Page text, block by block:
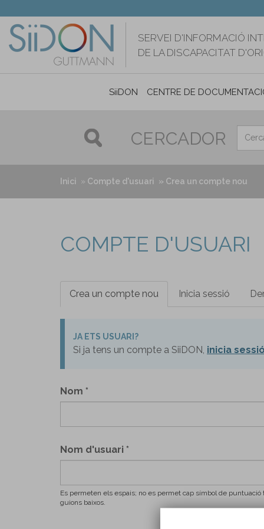
contingut
SERVEI D'INFORMACIÓ
DE LA DISCAPACITAT
SiiDON CENTRE DE
CERCADOR
Inici Compte d'usuari Crea un compte nou
COMPTE D'USUARI
Pestanyes
primàries
Crea un compte nou (pestanya
activa)
Inicia sessió
JA ETS USUARI?
Si ja tens un compte a SiiDON, inicia sessió
Nom *
Nom d'usuari *
Es permeten els espais; no es permet cap símbol de
guions baixos.